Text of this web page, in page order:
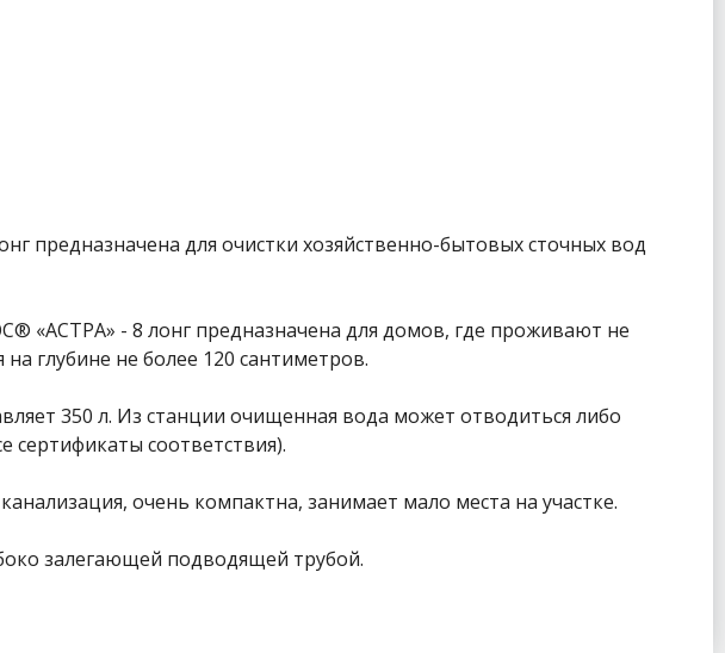
предназначена для очистки хозяйственно-бытовых сточных вод
«АСТРА» - 8 лонг предназначена для домов, где проживают не
глубине не более 120 сантиметров.
350 л. Из станции очищенная вода может отводиться либо
соответствия).
очень компактна, занимает мало места на участке.
залегающей подводящей трубой.